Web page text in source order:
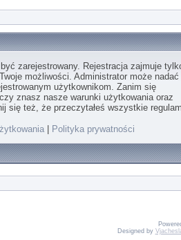
zarejestrowany. Rejestracja zajmuje
możliwości. Administrator może nadać
użytkownikom. Zanim się
znasz nasze warunki użytkowania oraz
się też, że przeczytałeś wszystkie
Polityka prywatności
Designed by